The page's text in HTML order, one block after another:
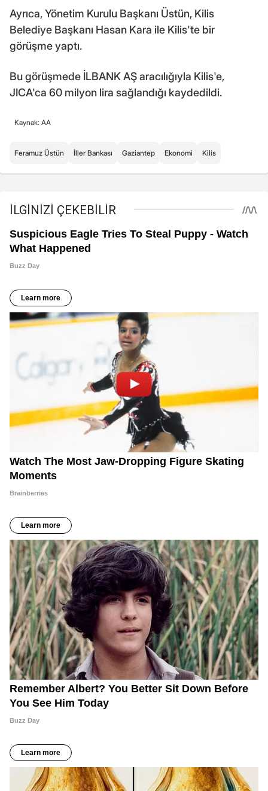
Ayrıca, Yönetim Kurulu Başkanı Üstün, Kilis
Belediye Başkanı Hasan Kara ile Kilis'te bir
görüşme yaptı.
Bu görüşmede İLBANK AŞ aracılığıyla Kilis'e,
JICA'ca 60 milyon lira sağlandığı kaydedildi.
Kaynak: AA
Feramuz Üstün İller Bankası Gaziantep Ekonomi Kilis